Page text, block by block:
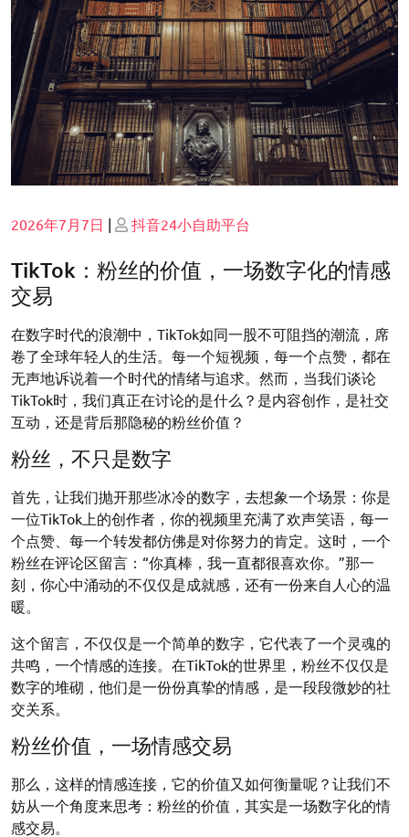
Posted
2026年7月7日 | Posted
抖音24小自助平台
TikTok：粉丝的价值，一场数字化的情感
交易
在数字时代的浪潮中，TikTok如同一股不可阻挡的潮流，席
卷了全球年轻人的生活。每一个短视频，每一个点赞，都在
无声地诉说着一个时代的情绪与追求。然而，当我们谈论
TikTok时，我们真正在讨论的是什么？是内容创作，是社交
互动，还是背后那隐秘的粉丝价值？
粉丝，不只是数字
首先，让我们抛开那些冰冷的数字，去想象一个场景：你是
一位TikTok上的创作者，你的视频里充满了欢声笑语，每一
个点赞、每一个转发都仿佛是对你努力的肯定。这时，一个
粉丝在评论区留言：“你真棒，我一直都很喜欢你。”那一
刻，你心中涌动的不仅仅是成就感，还有一份来自人心的温
暖。
这个留言，不仅仅是一个简单的数字，它代表了一个灵魂的
共鸣，一个情感的连接。在TikTok的世界里，粉丝不仅仅是
数字的堆砌，他们是一份份真挚的情感，是一段段微妙的社
交关系。
粉丝价值，一场情感交易
那么，这样的情感连接，它的价值又如何衡量呢？让我们不
妨从一个角度来思考：粉丝的价值，其实是一场数字化的情
感交易。